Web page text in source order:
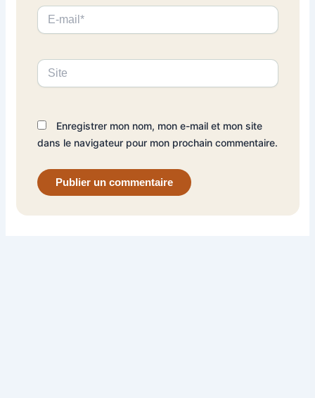
E-
mail*
Site
Enregistrer mon nom, mon e-mail et mon site
dans le navigateur pour mon prochain commentaire.